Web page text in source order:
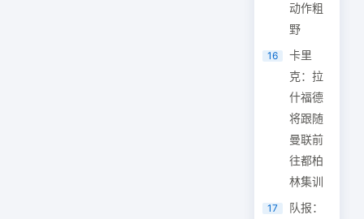
动作粗
野
16
卡里
克：拉
什福德
将跟随
曼联前
往都柏
林集训
17
队报：